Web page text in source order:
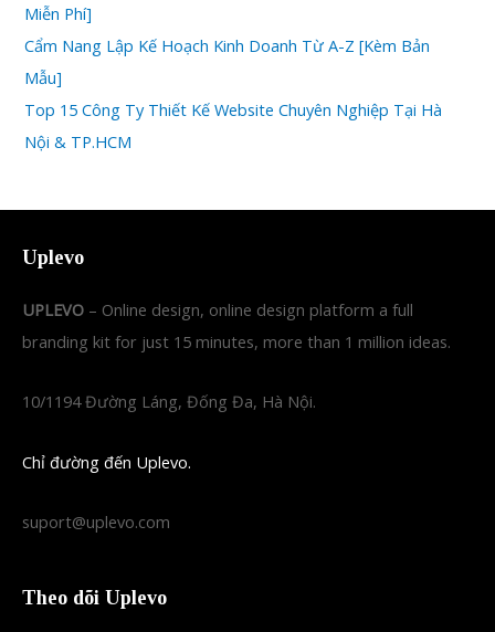
Miễn Phí]
Cẩm Nang Lập Kế Hoạch Kinh Doanh Từ A-Z [Kèm Bản
Mẫu]
Top 15 Công Ty Thiết Kế Website Chuyên Nghiệp Tại Hà
Nội & TP.HCM
Uplevo
UPLEVO – Online design, online design platform a full
branding kit for just 15 minutes, more than 1 million ideas.
10/1194 Đường Láng, Đống Đa, Hà Nội.
Chỉ đường đến Uplevo.
suport@uplevo.com
Theo dõi Uplevo